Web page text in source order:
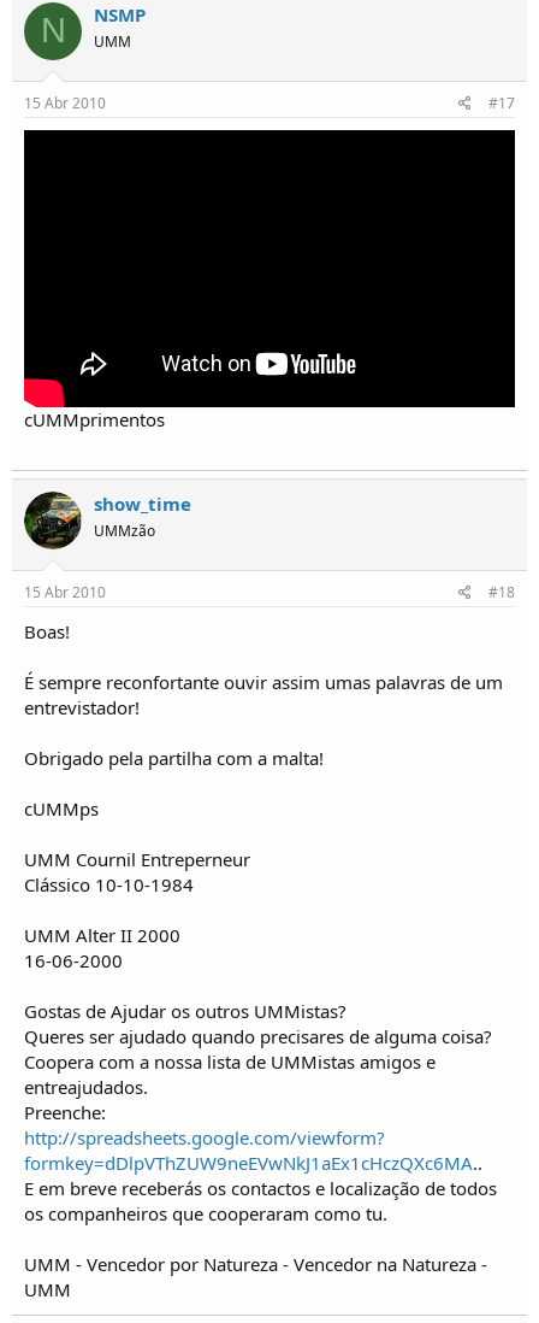
N NSMP
UMM
15 Abr 2010 #17
cUMMprimentos
show_time
UMMzão
15 Abr 2010 #18
Boas!
É sempre reconfortante ouvir assim umas palavras de um
entrevistador!
Obrigado pela partilha com a malta!
cUMMps
UMM Cournil Entreperneur
Clássico 10-10-1984
UMM Alter II 2000
16-06-2000
Gostas de Ajudar os outros UMMistas?
Queres ser ajudado quando precisares de alguma coisa?
Coopera com a nossa lista de UMMistas amigos e
entreajudados.
Preenche:
http://spreadsheets.google.com/viewform?
formkey=dDlpVThZUW9neEVwNkJ1aEx1cHczQXc6MA..
E em breve receberás os contactos e localização de todos
os companheiros que cooperaram como tu.
UMM - Vencedor por Natureza - Vencedor na Natureza -
UMM